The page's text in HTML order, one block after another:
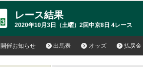
レース結果
2020年10月3日（土曜）2回中京8日 4レース
開催お知らせ 出馬表 オッズ 払戻金